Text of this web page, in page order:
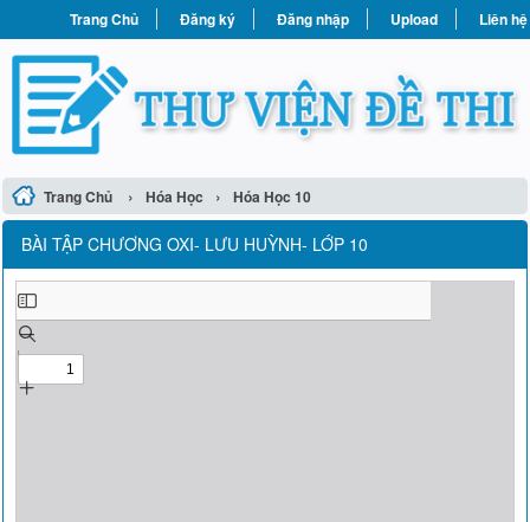
Trang Chủ Đăng ký Đăng nhập Upload Liên hệ
Trang Chủ › Hóa Học › Hóa Học 10
BÀI TẬP CHƯƠNG OXI- LƯU HUỲNH- LỚP 10